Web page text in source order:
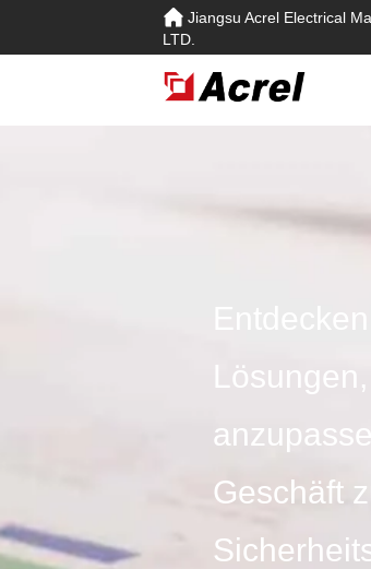
Jiangsu Acrel Electrical
LTD.
Geschäft